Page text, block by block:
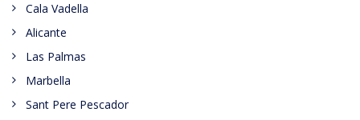
Cala Vadella
Alicante
Las Palmas
Marbella
Sant Pere Pescador